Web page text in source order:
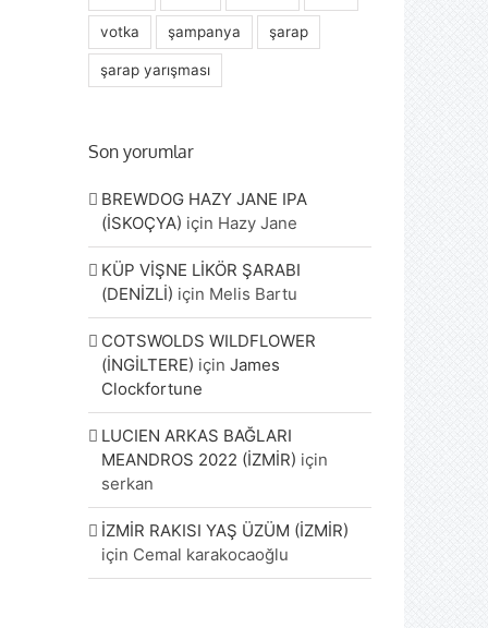
votka şampanya şarap
şarap yarışması
Son yorumlar
BREWDOG HAZY JANE IPA
(İSKOÇYA) için Hazy Jane
KÜP VİŞNE LİKÖR ŞARABI
(DENİZLİ) için Melis Bartu
COTSWOLDS WILDFLOWER
(İNGİLTERE) içinJames
Clockfortune
LUCIEN ARKAS BAĞLARI
MEANDROS 2022 (İZMİR) için
serkan
İZMİR RAKISI YAŞ ÜZÜM (İZMİR)
için Cemal karakocaoğlu